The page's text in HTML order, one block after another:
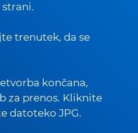
trenutek, da se
končana,
za prenos. Kliknite
datoteko JPG.